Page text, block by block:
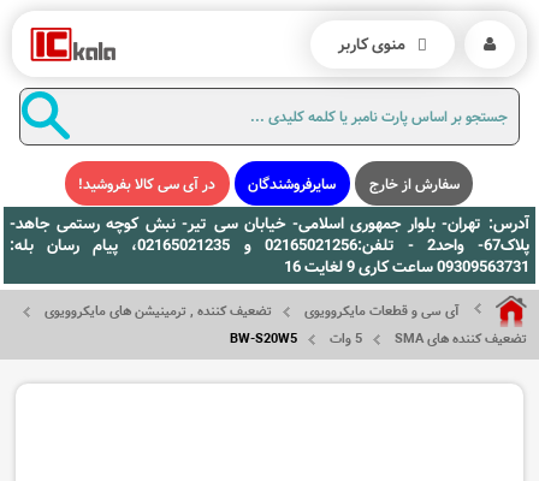
سفارش از خارج سایرفروشندگان در آی سی کالا بفروشید!
آدرس: تهران- بلوار جمهوری اسلامی- خیابان سی تیر- نبش کوچه رستمی جاهد-
پلاک67- واحد2 - تلفن:02165021256 و 02165021235، پیام رسان بله:
09309563731 ساعت کاری 9 لغایت 16
آی سی و قطعات مایکروویوی
تضعیف کننده , ترمینیشن های مایکروویوی
تضعیف کننده های SMA
5 وات BW-S20W5
منوی کاربر